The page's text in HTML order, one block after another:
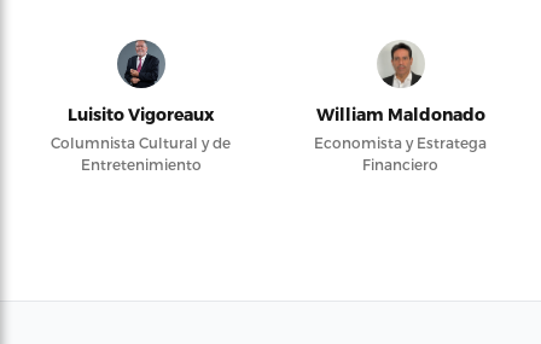
Luisito Vigoreaux
Columnista Cultural y de
Entretenimiento
William Maldonado
Economista y Estratega
Financiero